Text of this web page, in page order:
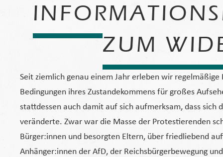
ZUM
Seit ziemlich genau einem Jahr erleben wir
Bedingungen ihres Zustandekommens für großes
stattdessen auch damit auf sich aufmerksam, dass sich
veränderte. Zwar war die Masse der Protestierenden
Bürger:innen und besorgten Eltern, über friedliebend
Anhänger:innen der AfD, der Reichsbürgerbewegung